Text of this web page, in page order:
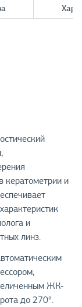
кератометрии и
и
линз.
ЖК-
до 270°.